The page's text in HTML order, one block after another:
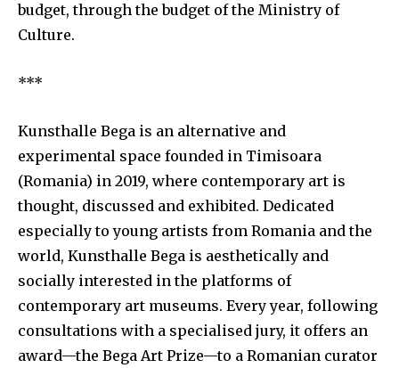
budget, through the budget of the Ministry of
Culture.
***
Kunsthalle Bega is an alternative and
experimental space founded in Timisoara
(Romania) in 2019, where contemporary art is
thought, discussed and exhibited. Dedicated
especially to young artists from Romania and the
world, Kunsthalle Bega is aesthetically and
socially interested in the platforms of
contemporary art museums. Every year, following
consultations with a specialised jury, it offers an
award—the Bega Art Prize—to a Romanian curator